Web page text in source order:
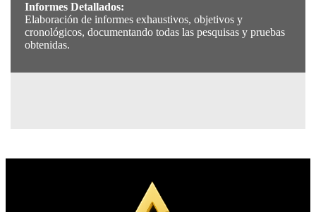
Informes Detallados:
Elaboración de informes exhaustivos, objetivos y
cronológicos, documentando todas las pesquisas y pruebas
obtenidas.